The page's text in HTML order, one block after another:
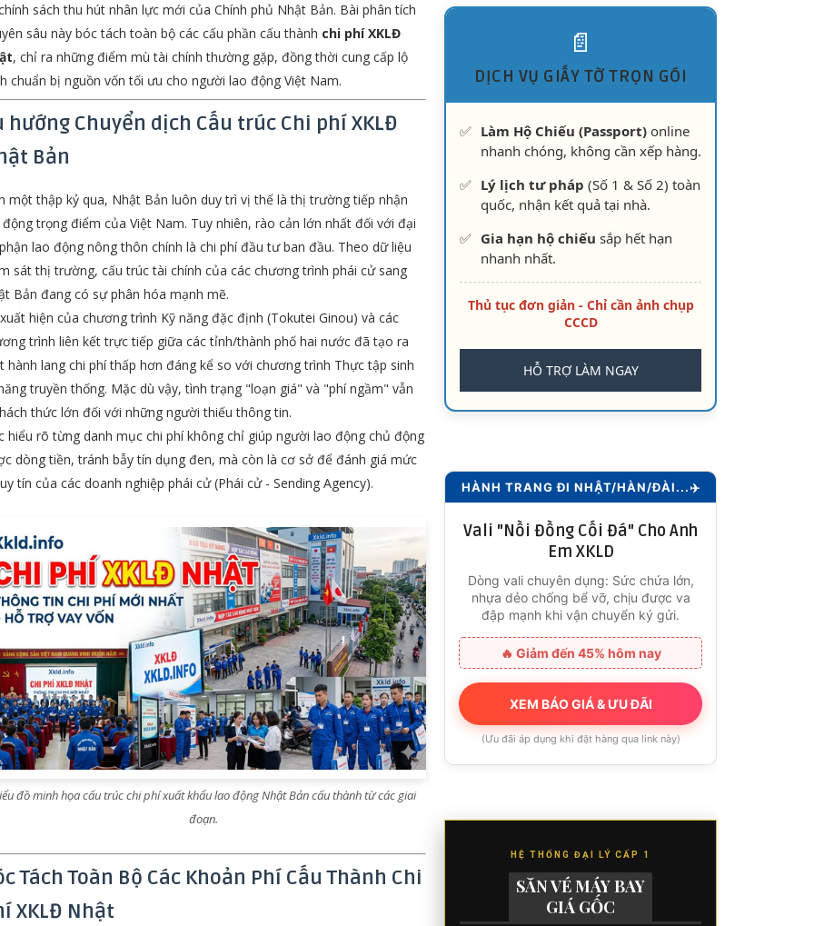
sách thu hút nhân lực mới của Chính phủ Nhật Bản. Bài phân tích
sâu này bóc tách toàn bộ các cấu phần cấu thành chi phí XKLĐ
, chỉ ra những điểm mù tài chính thường gặp, đồng thời cung cấp lộ
chuẩn bị nguồn vốn tối ưu cho người lao động Việt Nam.
hướng Chuyển dịch Cấu trúc Chi phí XKLĐ
Bản
một thập kỷ qua, Nhật Bản luôn duy trì vị thế là thị trường tiếp nhận
trọng điểm của Việt Nam. Tuy nhiên, rào cản lớn nhất đối với đại
lao động nông thôn chính là chi phí đầu tư ban đầu. Theo dữ liệu
sát thị trường, cấu trúc tài chính của các chương trình phái cử sang
Bản đang có sự phân hóa mạnh mẽ.
hiện của chương trình Kỹ năng đặc định (Tokutei Ginou) và các
trình liên kết trực tiếp giữa các tỉnh/thành phố hai nước đã tạo ra
hành lang chi phí thấp hơn đáng kể so với chương trình Thực tập sinh
truyền thống. Mặc dù vậy, tình trạng "loạn giá" và "phí ngầm" vẫn
thức lớn đối với những người thiếu thông tin.
hiểu rõ từng danh mục chi phí không chỉ giúp người lao động chủ động
dòng tiền, tránh bẫy tín dụng đen, mà còn là cơ sở để đánh giá mức
tín của các doanh nghiệp phái cử (Phái cử - Sending Agency).
đồ minh họa cấu trúc chi phí xuất khẩu lao động Nhật Bản cấu thành từ các giai
đoạn.
Tách Toàn Bộ Các Khoản Phí Cấu Thành Chi
XKLĐ Nhật
📄
DỊCH VỤ GIẤY TỜ TRỌN GÓI
✅ Làm Hộ Chiếu (Passport) online
nhanh chóng, không cần xếp hàng.
✅ Lý lịch tư pháp (Số 1 & Số 2) toàn
quốc, nhận kết quả tại nhà.
✅ Gia hạn hộ chiếu sắp hết hạn
nhanh nhất.
Thủ tục đơn giản - Chỉ cần ảnh chụp
CCCD
HỖ TRỢ LÀM NGAY
HÀNH TRANG ĐI NHẬT/HÀN/ĐÀI...✈️
Vali "Nồi Đồng Cối Đá" Cho Anh
Em XKLD
Dòng vali chuyên dụng: Sức chứa lớn,
nhựa dẻo chống bể vỡ, chịu được va
đập mạnh khi vận chuyển ký gửi.
🔥 Giảm đến 45% hôm nay
XEM BÁO GIÁ & ƯU ĐÃI
(Ưu đãi áp dụng khi đặt hàng qua link này)
HỆ THỐNG ĐẠI LÝ CẤP 1
SĂN VÉ MÁY BAY
GIÁ GỐC